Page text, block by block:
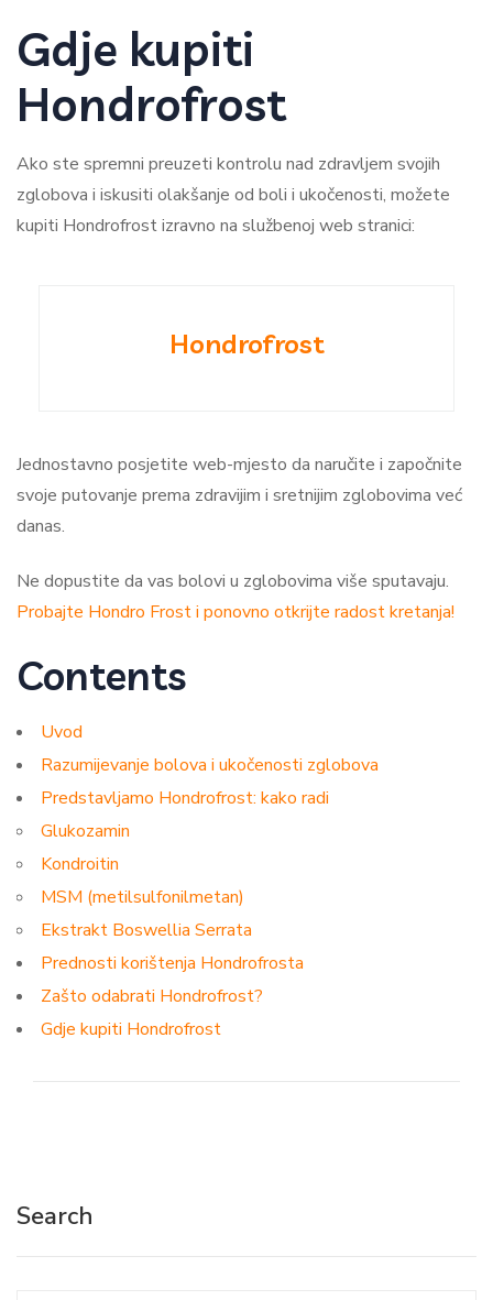
Gdje kupiti
Hondrofrost
Ako ste spremni preuzeti kontrolu nad zdravljem svojih
zglobova i iskusiti olakšanje od boli i ukočenosti, možete
kupiti Hondrofrost izravno na službenoj web stranici:
Hondrofrost
Jednostavno posjetite web-mjesto da naručite i započnite
svoje putovanje prema zdravijim i sretnijim zglobovima već
danas.
Ne dopustite da vas bolovi u zglobovima više sputavaju.
Probajte Hondro Frost i ponovno otkrijte radost kretanja!
Contents
Uvod
Razumijevanje bolova i ukočenosti zglobova
Predstavljamo Hondrofrost: kako radi
Glukozamin
Kondroitin
MSM (metilsulfonilmetan)
Ekstrakt Boswellia Serrata
Prednosti korištenja Hondrofrosta
Zašto odabrati Hondrofrost?
Gdje kupiti Hondrofrost
Search